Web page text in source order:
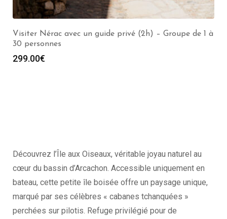
Visiter Nérac avec un guide privé (2h) – Groupe de 1 à
30 personnes
299.00€
Découvrez l’Île aux Oiseaux, véritable joyau naturel au
cœur du bassin d’Arcachon. Accessible uniquement en
bateau, cette petite île boisée offre un paysage unique,
marqué par ses célèbres « cabanes tchanquées »
perchées sur pilotis. Refuge privilégié pour de